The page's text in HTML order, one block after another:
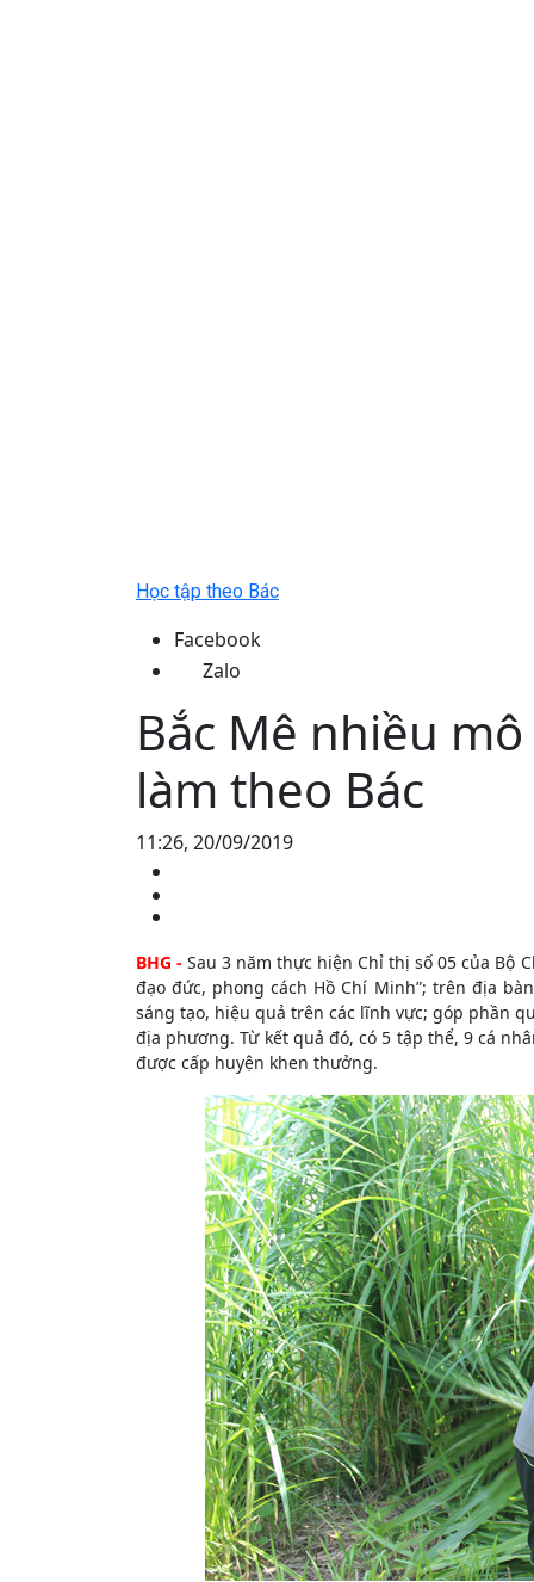
Học tập theo Bác
Facebook
Zalo
Bắc Mê nhiều
làm theo Bác
11:26, 20/09/2019
BHG - Sau 3 năm thực hiện Chỉ thị số 05 của Bộ
đạo đức, phong cách Hồ Chí Minh”; trên địa
sáng tạo, hiệu quả trên các lĩnh vực; góp phần
địa phương. Từ kết quả đó, có 5 tập thể, 9 cá
được cấp huyện khen thưởng.